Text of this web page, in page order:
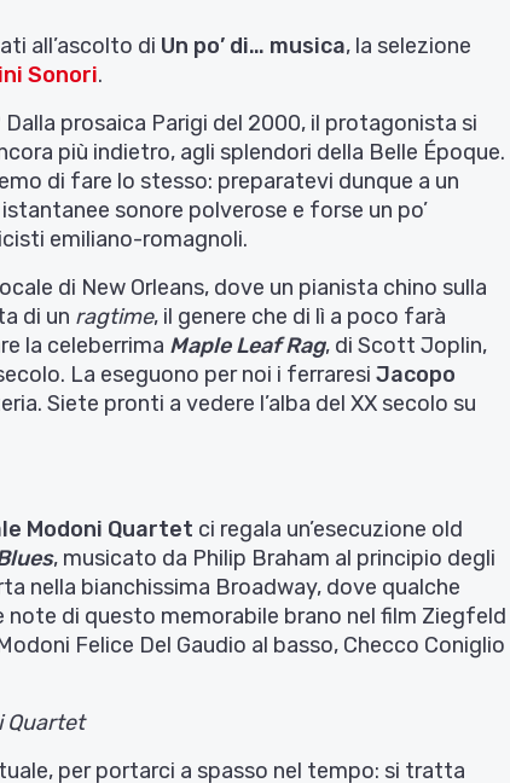
all’ascolto di Un po’ di… musica, la selezione
Sonori.
prosaica Parigi del 2000, il protagonista si
più indietro, agli splendori della Belle Époque.
di fare lo stesso: preparatevi dunque a un
sonore polverose e forse un po’
emiliano-romagnoli.
di New Orleans, dove un pianista chino sulla
di un ragtime, il genere che di lì a poco farà
la celeberrima Maple Leaf Rag, di Scott Joplin,
La eseguono per noi i ferraresi Jacopo
Siete pronti a vedere l’alba del XX secolo su
Modoni Quartet ci regala un’esecuzione old
, musicato da Philip Braham al principio degli
nella bianchissima Broadway, dove qualche
di questo memorabile brano nel film Ziegfeld
Felice Del Gaudio al basso, Checco Coniglio
Quartet
per portarci a spasso nel tempo: si tratta